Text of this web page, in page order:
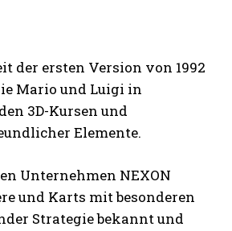
der ersten Version von 1992
Mario und Luigi in
3D-Kursen und
Elemente.
Unternehmen NEXON
und Karts mit besonderen
Strategie bekannt und